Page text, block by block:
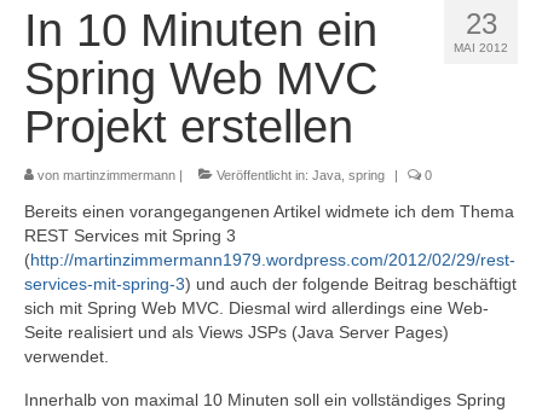
IT-Blog
Referenzen
Kontakt
Datenschutz
23
MAI 2012
In 10 Minuten ein
Spring Web MVC
Projekt erstellen
von martinzimmermann | Veröffentlicht in: Java spring | 0
Bereits einen vorangegangenen Artikel widmete ich dem Thema
REST Services mit Spring 3
(http://martinzimmermann1979.wordpress.com/2012/02/29/rest-
services-mit-spring-3) und auch der folgende Beitrag beschäftigt
sich mit Spring Web MVC. Diesmal wird allerdings eine Web-
Seite realisiert und als Views JSPs (Java Server Pages)
verwendet.
Innerhalb von maximal 10 Minuten soll ein vollständiges Spring